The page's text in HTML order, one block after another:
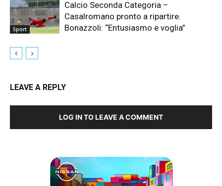
Sport
Calcio Seconda Categoria –
Casalromano pronto a ripartire.
Bonazzoli: “Entusiasmo e voglia”
LEAVE A REPLY
LOG IN TO LEAVE A COMMENT